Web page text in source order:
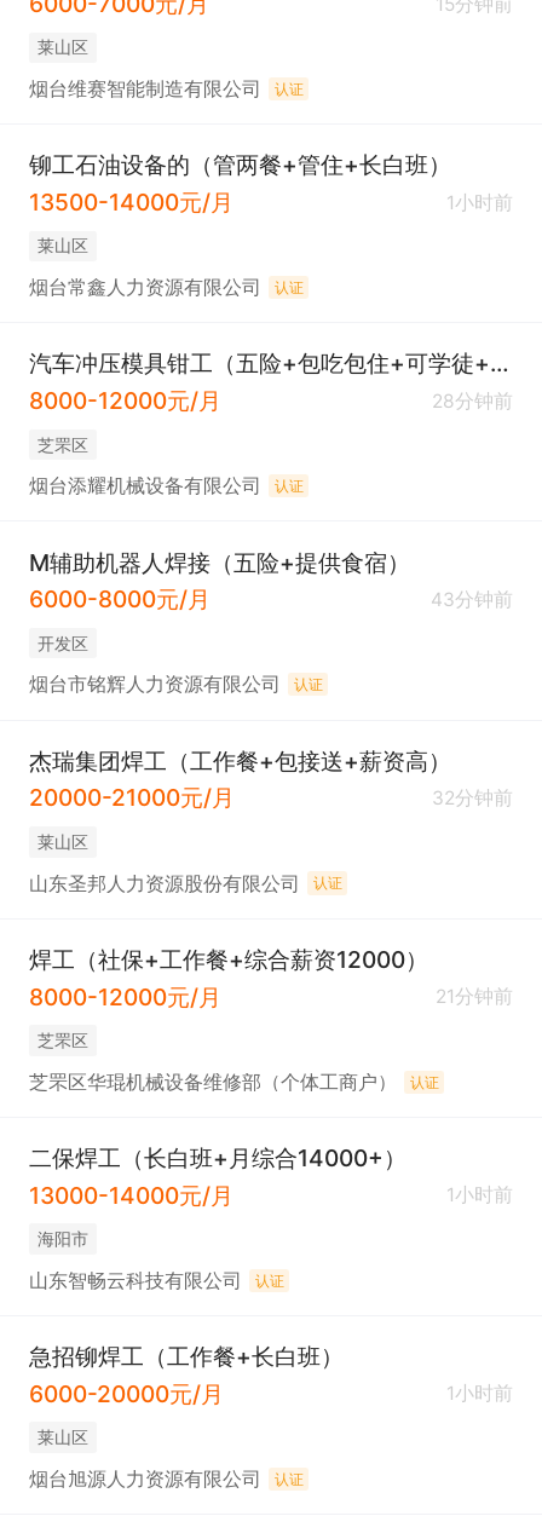
莱山区
烟台维赛智能制造有限公司 认证
铆工石油设备的（管两餐+管住+长白班）
13500-14000元/月
1小时前
莱山区
烟台常鑫人力资源有限公司 认证
汽车冲压模具钳工（五险+包吃包住+可学徒+大龄可做）
8000-12000元/月
28分钟前
芝罘区
烟台添耀机械设备有限公司 认证
M辅助机器人焊接（五险+提供食宿）
6000-8000元/月
43分钟前
开发区
烟台市铭辉人力资源有限公司 认证
杰瑞集团焊工（工作餐+包接送+薪资高）
20000-21000元/月
32分钟前
莱山区
山东圣邦人力资源股份有限公司 认证
焊工（社保+工作餐+综合薪资12000）
8000-12000元/月
21分钟前
芝罘区
芝罘区华琨机械设备维修部（个体工商户） 认证
二保焊工（长白班+月综合14000+）
13000-14000元/月
1小时前
海阳市
山东智畅云科技有限公司 认证
急招铆焊工（工作餐+长白班）
6000-20000元/月
1小时前
莱山区
烟台旭源人力资源有限公司 认证